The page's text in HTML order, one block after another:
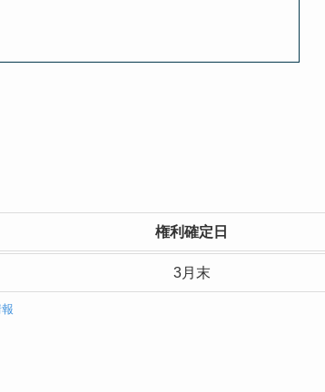
権利確定日
3月末